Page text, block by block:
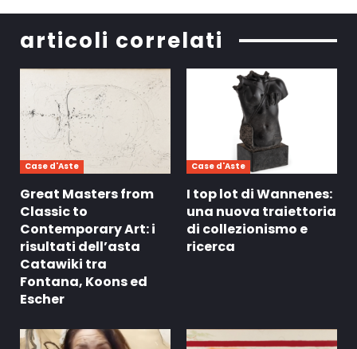
articoli correlati
Case d'Aste
Great Masters from
Classic to
Contemporary Art: i
risultati dell’asta
Catawiki tra
Fontana, Koons ed
Escher
Case d'Aste
I top lot di Wannenes:
una nuova traiettoria
di collezionismo e
ricerca